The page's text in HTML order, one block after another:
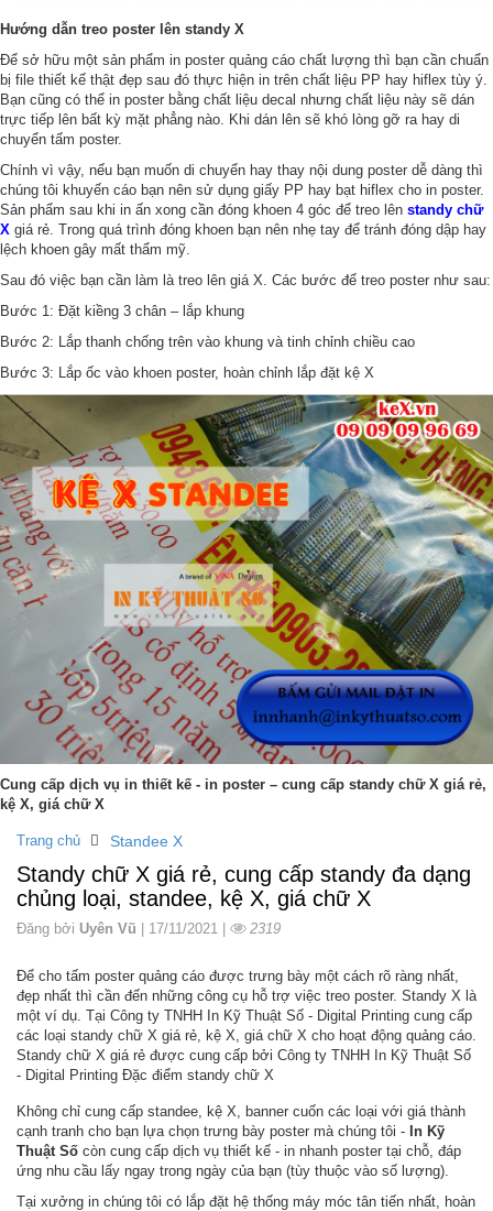
Hướng dẫn treo poster lên standy X
Để sở hữu một sản phẩm in poster quảng cáo chất lượng thì bạn cần chuẩn
bị file thiết kế thật đẹp sau đó thực hiện in trên chất liệu PP hay hiflex tùy ý.
Bạn cũng có thể in poster bằng chất liệu decal nhưng chất liệu này sẽ dán
trực tiếp lên bất kỳ mặt phẳng nào. Khi dán lên sẽ khó lòng gỡ ra hay di
chuyển tấm poster.
Chính vì vậy, nếu bạn muốn di chuyển hay thay nội dung poster dễ dàng thì
chúng tôi khuyến cáo bạn nên sử dụng giấy PP hay bạt hiflex cho in poster.
Sản phẩm sau khi in ấn xong cần đóng khoen 4 góc để treo lên standy chữ
X giá rẻ. Trong quá trình đóng khoen bạn nên nhẹ tay để tránh đóng dập hay
lệch khoen gây mất thẩm mỹ.
Sau đó việc bạn cần làm là treo lên giá X. Các bước để treo poster như sau:
Bước 1: Đặt kiềng 3 chân – lắp khung
Bước 2: Lắp thanh chống trên vào khung và tinh chỉnh chiều cao
Bước 3: Lắp ốc vào khoen poster, hoàn chỉnh lắp đặt kệ X
Cung cấp dịch vụ in thiết kế - in poster – cung cấp standy chữ X giá rẻ,
kệ X, giá chữ X
Trang chủ Standee X
Standy chữ X giá rẻ, cung cấp standy đa dạng
chủng loại, standee, kệ X, giá chữ X
Đăng bởi Uyên Vũ | 17/11/2021 | 2319
Để cho tấm poster quảng cáo được trưng bày một cách rõ ràng nhất,
đẹp nhất thì cần đến những công cụ hỗ trợ việc treo poster. Standy X là
một ví dụ. Tại Công ty TNHH In Kỹ Thuật Số - Digital Printing cung cấp
các loại standy chữ X giá rẻ, kệ X, giá chữ X cho hoạt động quảng cáo.
Standy chữ X giá rẻ được cung cấp bởi Công ty TNHH In Kỹ Thuật Số
- Digital Printing Đặc điểm standy chữ X
Không chỉ cung cấp standee, kệ X, banner cuốn các loại với giá thành
cạnh tranh cho bạn lựa chọn trưng bày poster mà chúng tôi - In Kỹ
Thuật Số còn cung cấp dịch vụ thiết kế - in nhanh poster tại chỗ, đáp
ứng nhu cầu lấy ngay trong ngày của bạn (tùy thuộc vào số lượng).
Tại xưởng in chúng tôi có lắp đặt hệ thống máy móc tân tiến nhất, hoàn